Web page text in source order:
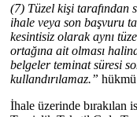
(7) Tüzel kişi tarafından
ihale veya son başvuru
kesintisiz olarak aynı
ortağına ait olması
belgeler teminat süresi
kullandırılamaz.” hükmü
İhale üzerinde